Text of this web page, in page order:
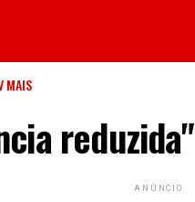
MAIS
reduzida"
ANÚNCIO